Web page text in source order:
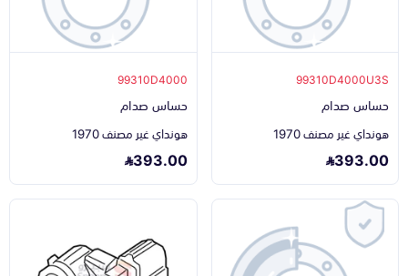
99310D4000U3S
حساس صدام
هونداي غير مصنف 1970
393.00
99310D4000
حساس صدام
هونداي غير مصنف 1970
393.00